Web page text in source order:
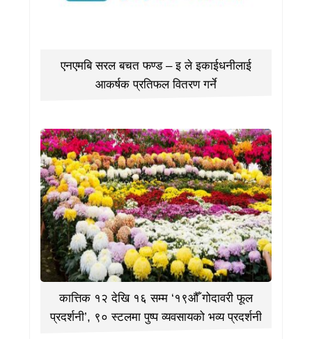
एनएमबि सरल बचत फण्ड – इ ले इकाईधनीलाई
आकर्षक प्रतिफल वितरण गर्ने
कात्तिक १२ देखि १६ सम्म ‘१९औँ गोदावरी फूल
प्रदर्शनी’, ९० स्टलमा पुष्प व्यवसायको भव्य प्रदर्शनी